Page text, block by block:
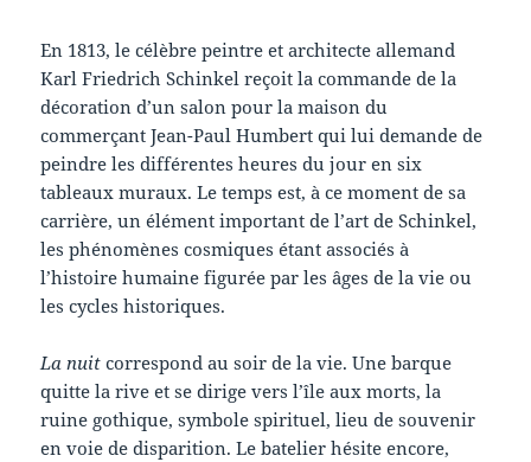
En 1813, le célèbre peintre et architecte allemand
Karl Friedrich Schinkel reçoit la commande de la
décoration d’un salon pour la maison du
commerçant Jean-Paul Humbert qui lui demande de
peindre les différentes heures du jour en six
tableaux muraux. Le temps est, à ce moment de sa
carrière, un élément important de l’art de Schinkel,
les phénomènes cosmiques étant associés à
l’histoire humaine figurée par les âges de la vie ou
les cycles historiques.
La nuit correspond au soir de la vie. Une barque
quitte la rive et se dirige vers l’île aux morts, la
ruine gothique, symbole spirituel, lieu de souvenir
en voie de disparition. Le batelier hésite encore,